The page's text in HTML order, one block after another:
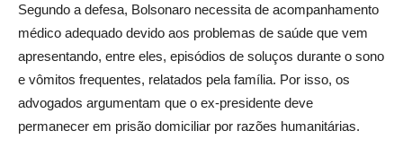
Segundo a defesa, Bolsonaro necessita de acompanhamento
médico adequado devido aos problemas de saúde que vem
apresentando, entre eles, episódios de soluços durante o sono
e vômitos frequentes, relatados pela família. Por isso, os
advogados argumentam que o ex-presidente deve
permanecer em prisão domiciliar por razões humanitárias.